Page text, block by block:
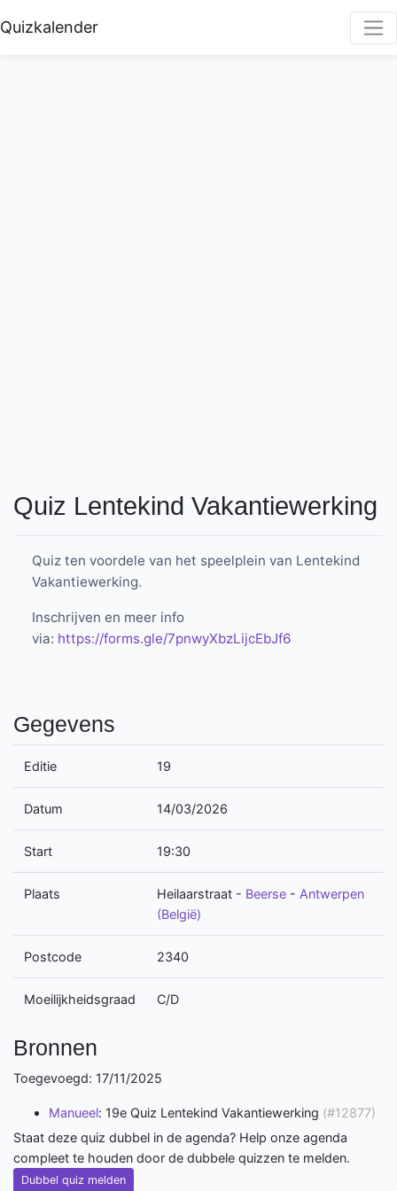
Quizkalender
Quiz Lentekind Vakantiewerking
Quiz ten voordele van het speelplein van Lentekind
Vakantiewerking.
Inschrijven en meer info
via: https://forms.gle/7pnwyXbzLijcEbJf6
Gegevens
Editie 19
Datum 14/03/2026
Start 19:30
Plaats Heilaarstraat - Beerse - Antwerpen
(België)
Postcode 2340
Moeilijkheidsgraad C/D
Bronnen
Toegevoegd: 17/11/2025
Manueel: 19e Quiz Lentekind Vakantiewerking (#12877)
Staat deze quiz dubbel in de agenda? Help onze agenda
compleet te houden door de dubbele quizzen te melden.
Dubbel quiz melden